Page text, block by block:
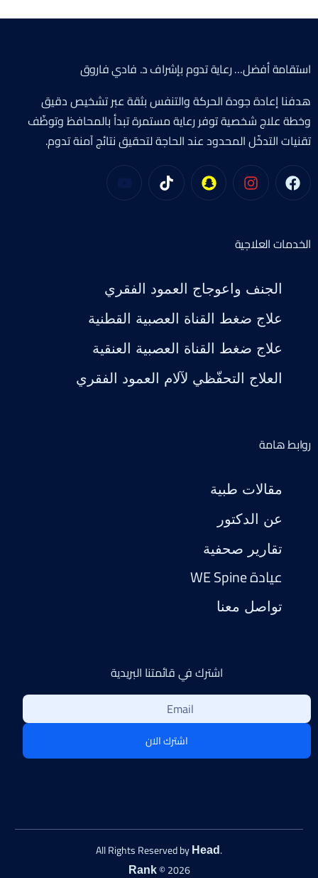
استقامة أفضل… رعاية تدوم بإشراف د. فادي فاروق
هدفنا إعادة جودة الحركة والتنفس بثقة عبر تشخيص دقيق
وخطة علاج شخصية توفر رعاية مستمرة تبدأ بالمحافظ وتوظّف
تقنيات التدخّل المحدود عند الحاجة لتحقيق نتائج آمنة تدوم.
الخدمات العلاجية
الجنف واعوجاج العمود الفقري
علاج ضغط القناة العصبية القطنية
علاج ضغط القناة العصبية العنقية
العلاج التحفّظي لآلام العمود الفقري
روابط هامة
مقالات طبية
عن الدكتور
تقارير صحفية
عيادة WE Spine
تواصل معنا
اشترك في قائمتنا البريدية
اشترك الان
.All Rights Reserved by
Head
Rank© 2026